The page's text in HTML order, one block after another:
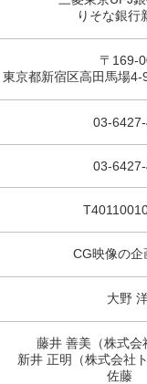
りそな銀行
〒169-
東京都新宿区高田馬場
03-
03-
CG映像の企
大野
藤井 善美（株式会
新井 正明（株式会社
佐藤